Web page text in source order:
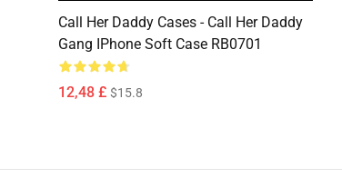
Call Her Daddy Cases - Call Her Daddy
Gang IPhone Soft Case RB0701
12,48 £ $15.8